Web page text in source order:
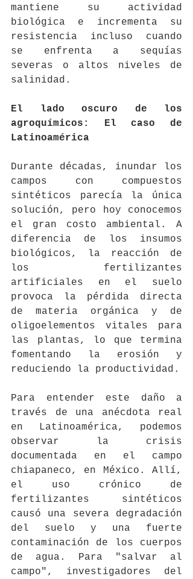
mantiene su actividad
biológica e incrementa su
resistencia incluso cuando
se enfrenta a sequías
severas o altos niveles de
salinidad.
El lado oscuro de los
agroquímicos: El caso de
Latinoamérica
Durante décadas, inundar los
campos con compuestos
sintéticos parecía la única
solución, pero hoy conocemos
el gran costo ambiental. A
diferencia de los insumos
biológicos, la reacción de
los fertilizantes
artificiales en el suelo
provoca la pérdida directa
de materia orgánica y de
oligoelementos vitales para
las plantas, lo que termina
fomentando la erosión y
reduciendo la productividad.
Para entender este daño a
través de una anécdota real
en Latinoamérica, podemos
observar la crisis
documentada en el campo
chiapaneco, en México. Allí,
el uso crónico de
fertilizantes sintéticos
causó una severa degradación
del suelo y una fuerte
contaminación de los cuerpos
de agua. Para "salvar al
campo", investigadores del